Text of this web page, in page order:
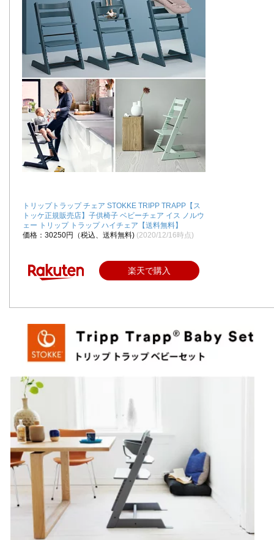
トリップトラップ チェア STOKKE TRIPP TRAPP【ス
トッケ正規販売店】子供椅子 ベビーチェア イス ノルウ
ェー トリップ トラップ ハイチェア【送料無料】
価格：30250円（税込、送料無料) (2020/12/16時点)
楽天で購入